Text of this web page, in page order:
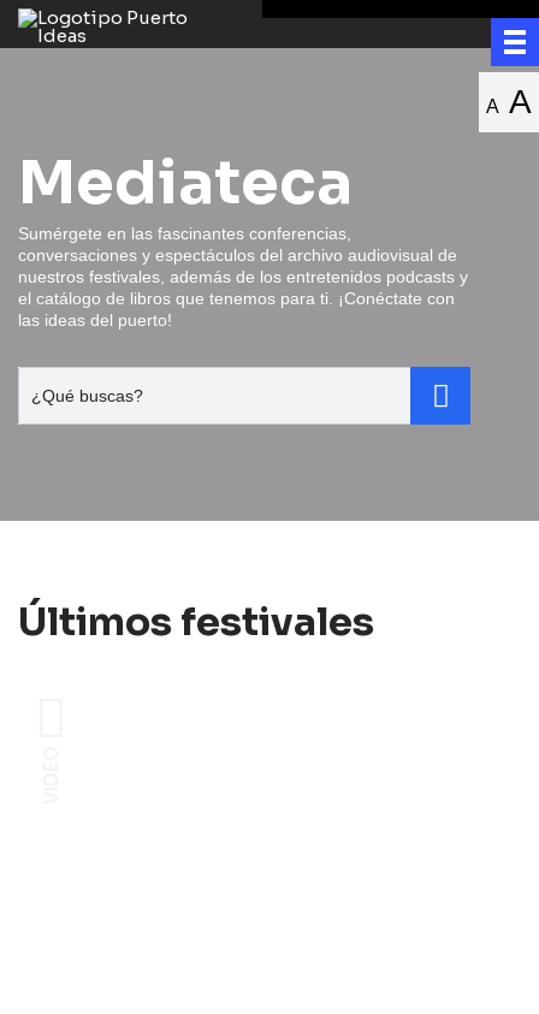
A A
Mediateca
Sumérgete en las fascinantes conferencias,
conversaciones y espectáculos del archivo audiovisual de
nuestros festivales, además de los entretenidos podcasts y
el catálogo de libros que tenemos para ti. ¡Conéctate con
las ideas del puerto!
Últimos festivales